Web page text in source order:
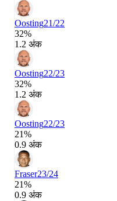
Oosting21/22
32%
1.2 अंक
Oosting22/23
32%
1.2 अंक
Oosting22/23
21%
0.9 अंक
Fraser23/24
21%
0.9 अंक